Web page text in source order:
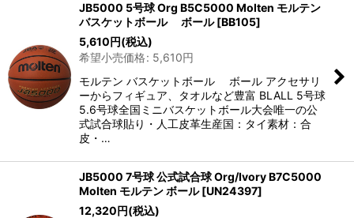
JB5000 5号球 Org B5C5000 Molten モルテン
バスケットボール ボール [BB105]
5,610円(税込)
希望小売価格: 5,610円
モルテン バスケットボール ボール アクセサリ
ーからフィギュア、タオルなど豊富 BLALL 5号球
5.6号球全国ミニバスケットボール大会唯一の公
式試合球貼り・人工皮革生産国：タイ素材：合
皮・…
JB5000 7号球 公式試合球 Org/Ivory B7C5000
Molten モルテン ボール [UN24397]
12,320円(税込)